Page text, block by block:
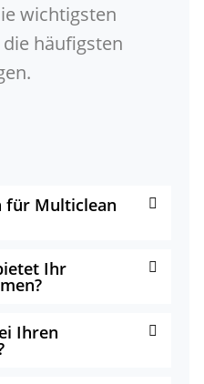
wichtigsten
häufigsten
für Multiclean
Ihr
Ihren